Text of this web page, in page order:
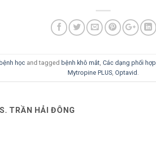
họcand tagged bệnh khô mắt, Các dạng phối hợp
Mytropine PLUS ,Optavid
TRẦN HẢI ĐÔNG